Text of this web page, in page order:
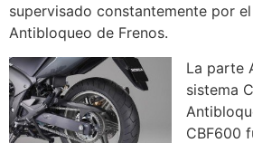
supervisado constantemente por
Antibloqueo de Frenos.
La parte
sistema
CBF600